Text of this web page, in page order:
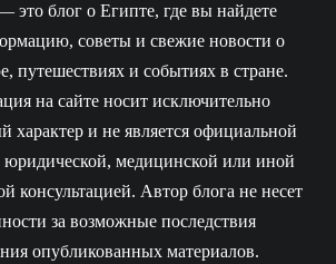
это блог о Египте, где вы найдете
советы и свежие новости о
путешествиях и событиях в стране.
на сайте носит исключительно
характер и не является официальной
юридической, медицинской или иной
консультацией. Автор блога не несет
за возможные последствия
опубликованных материалов.